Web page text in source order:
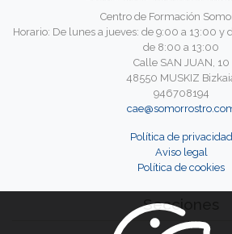
Centro de Formación
Horario: De lunes a jueves: de 9:00 a 13:00 y
de 8:00 a 13:00
Calle SAN JUAN, 10
48550 MUSKIZ
946708194
Política de privacidad
Aviso legal
Política de cookies
Secciones